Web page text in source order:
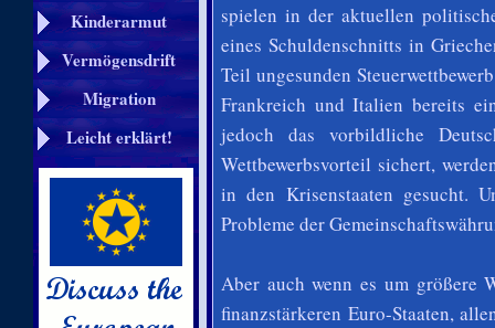
Kinderarmut
Vermögensdrift
Migration
Leicht erklärt!
spielen in der aktuellen
eines Schuldenschnitts in
Teil ungesunden
Frankreich und Italien bereits
jedoch das vorbildliche
Wettbewerbsvorteil sichert,
in den Krisenstaaten gesucht.
Probleme der
Aber auch wenn es um größere
finanzstärkeren Euro-Staaten,